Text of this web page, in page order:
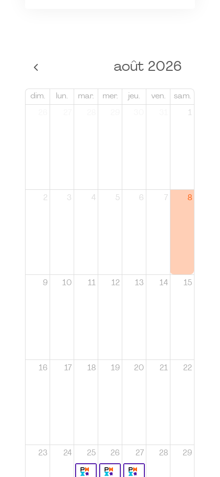
août 2026
dim. lun. mar. mer. jeu. ven. sam.
1
2 3 4 5 6 7 8
9 10 11 12 13 14 15
16 17 18 19 20 21 22
23 24 25 26 27 28 29